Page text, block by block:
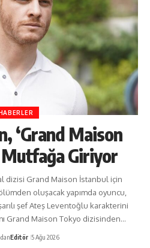
HABERLER
‘Grand Maison
Giriyor
dizisi Grand Maison İstanbul için
oluşacak yapımda oyuncu,
şef Ateş Leventoğlu karakterini
Grand Maison Tokyo dizisinden…
Editör 5 Ağu 2026